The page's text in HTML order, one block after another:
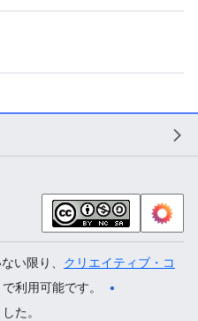
い限り、 クリエイティブ・コ
利用可能です。
た。